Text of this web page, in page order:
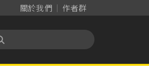
關於我們 作者群